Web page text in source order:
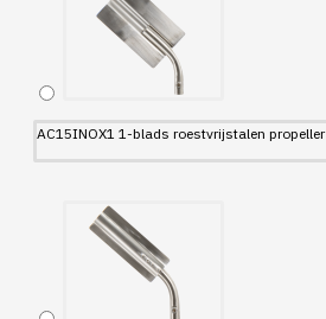
AC15INOX1 1-blads roestvrijstalen propeller